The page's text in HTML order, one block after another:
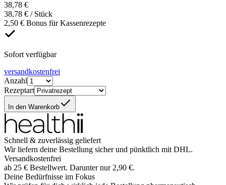
38,78 €
38,78 € / Stück
2,50 € Bonus für Kassenrezepte
Sofort verfügbar
versandkostenfrei
Anzahl
Rezeptart
In den Warenkorb
Schnell & zuverlässig geliefert
Wir liefern deine Bestellung sicher und pünktlich mit DHL.
Versandkostenfrei
ab 25 € Bestellwert. Darunter nur 2,90 €.
Deine Bedürfnisse im Fokus